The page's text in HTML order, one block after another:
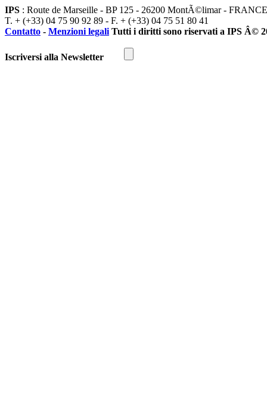
IPS : Route de Marseille - BP 125 - 26200 MontÃ©limar - FRANCE
T. + (+33) 04 75 90 92 89 - F. + (+33) 04 75 51 80 41
Contatto - Menzioni legali Tutti i diritti sono riservati a IPS Â©
Iscriversi alla Newsletter